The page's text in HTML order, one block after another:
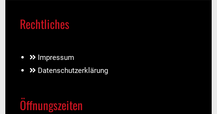
Rechtliches
Impressum
Datenschutzerklärung
Öffnungszeiten